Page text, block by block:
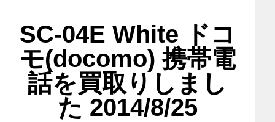
SC-04E White ドコ
モ(docomo) 携帯電
話を買取りしまし
た 2014/8/25